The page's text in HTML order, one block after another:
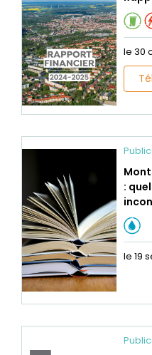
le 30
:
le 19